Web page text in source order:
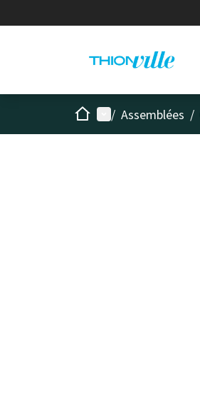
AccueilMenu principal
/ Assemblées /